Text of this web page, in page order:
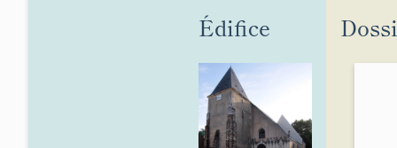
Édifice